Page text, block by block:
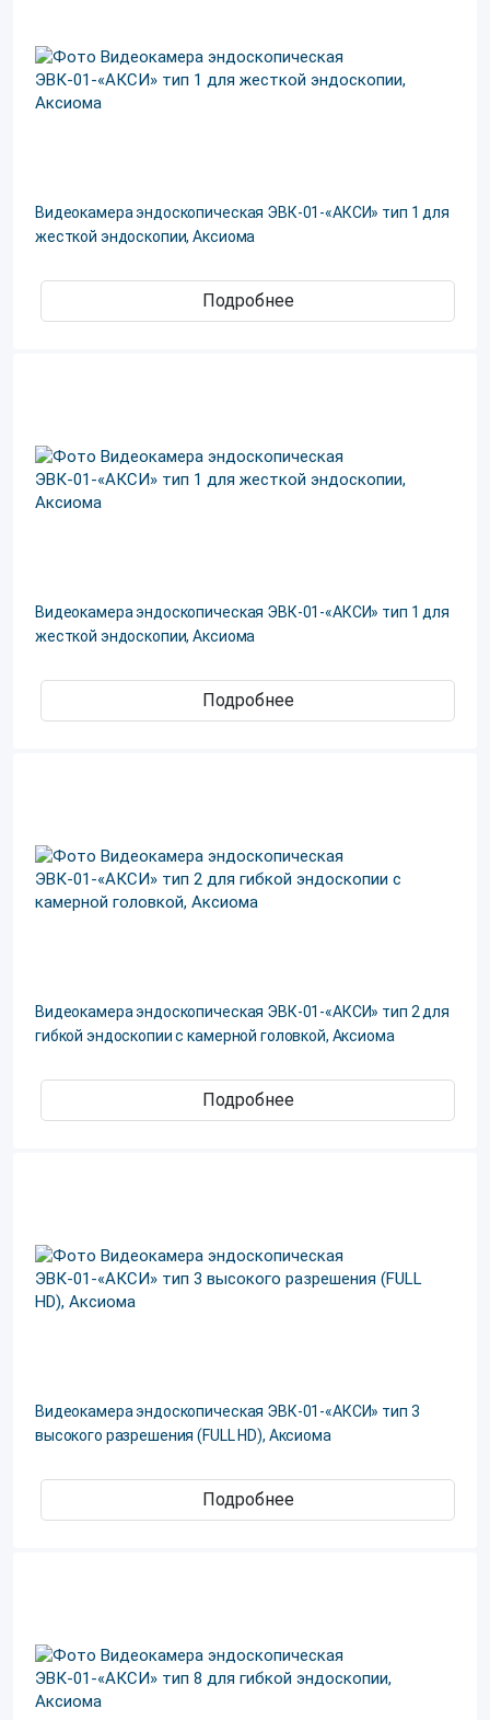
Видеокамера эндоскопическая ЭВК-01-«АКСИ» тип 1 для
жесткой эндоскопии, Аксиома
Подробнее
Видеокамера эндоскопическая ЭВК-01-«АКСИ» тип 1 для
жесткой эндоскопии, Аксиома
Подробнее
Видеокамера эндоскопическая ЭВК-01-«АКСИ» тип 2 для
гибкой эндоскопии с камерной головкой, Аксиома
Подробнее
Видеокамера эндоскопическая ЭВК-01-«АКСИ» тип 3
высокого разрешения (FULL HD), Аксиома
Подробнее